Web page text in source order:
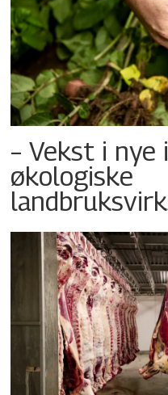
– Vekst i nye
økologiske